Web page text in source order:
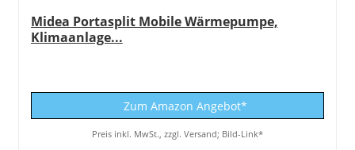
Midea Portasplit Mobile Wärmepumpe,
Klimaanlage...
Zum Amazon Angebot*
Preis inkl. MwSt., zzgl. Versand; Bild-Link*